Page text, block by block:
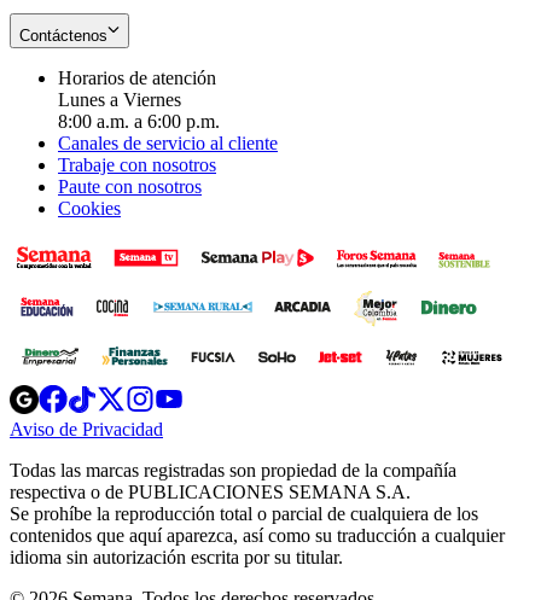
Contáctenos
Horarios de atención
Lunes a Viernes
8:00 a.m. a 6:00 p.m.
Canales de servicio al cliente
Trabaje con nosotros
Paute con nosotros
Cookies
Opens
in
new
Opens
in
new
Opens
in
new
window
Opens
new
windowwindow
Aviso de Privacidad
new
window
Todas las marcas registradas son propiedad de la compañía
respectiva o de PUBLICACIONES SEMANA S.A.
Se prohíbe la reproducción total o parcial de cualquiera de los
contenidos que aquí aparezca, así como su traducción a cualquier
idioma sin autorización escrita por su titular.